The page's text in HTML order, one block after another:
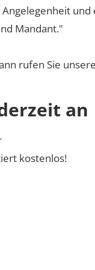
Mandant."
rufen Sie
an
kostenlos!